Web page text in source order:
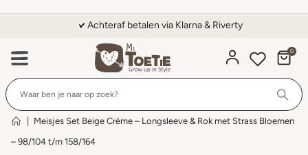
Achteraf betalen via Klarna & Riverty
0
Meisjes Set Beige Crème – Longsleeve & Rok met Strass Bloemen
– 98/104 t/m 158/164